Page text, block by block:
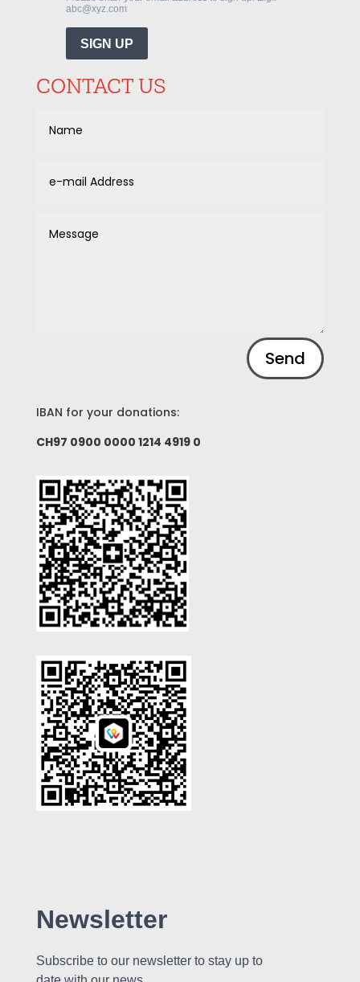
CONTACT US
Send
IBAN for your donations:
CH97 0900 0000 1214 4919 0